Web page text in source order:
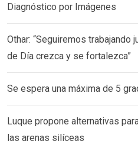
Diagnóstico por Imágenes
Othar: “Seguiremos trabajando
de Día crezca y se fortalezca”
Se espera una máxima de 5
Luque propone alternativas
las arenas silíceas